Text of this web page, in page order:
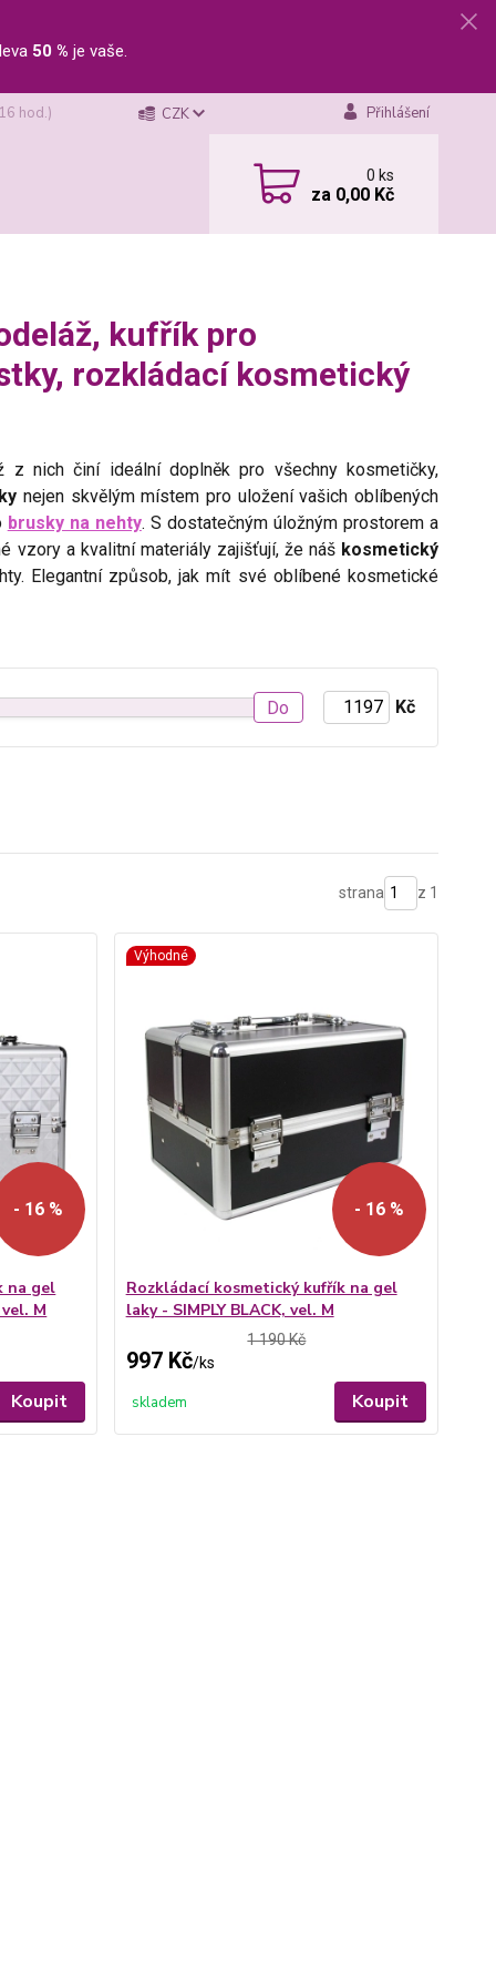
50 % je vaše.
CZK Přihlášení
hod.)
0ks
za 0,00 Kč
kufřík pro
rozkládací kosmetický
nich činí ideální doplněk pro všechny kosmetičky,
nejen skvělým místem pro uložení vašich oblíbených
brusky na nehty. S dostatečným úložným prostorem a
vzory a kvalitní materiály zajišťují, že náš kosmetický
Elegantní způsob, jak mít své oblíbené kosmetické
Do Kč
strana z 1
- 16 %
na gel
M
Koupit
Výhodné
- 16 %
Rozkládací kosmetický kufřík na gel
laky - SIMPLY BLACK, vel. M
1 190 Kč
997 Kč/ks
skladem Koupit